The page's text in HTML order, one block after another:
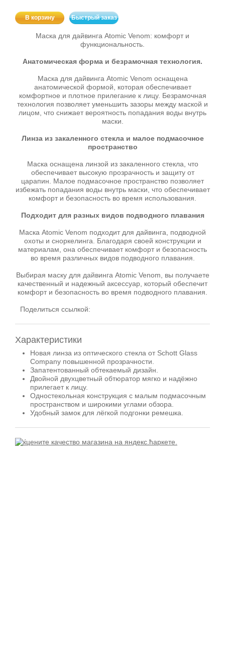
В корзину Быстрый заказ
Маска для дайвинга Atomic Venom: комфорт и
функциональность.
Анатомическая форма и безрамочная технология.
Маска для дайвинга Atomic Venom оснащена
анатомической формой, которая обеспечивает
комфортное и плотное прилегание к лицу. Безрамочная
технология позволяет уменьшить зазоры между маской и
лицом, что снижает вероятность попадания воды внутрь
маски.
Линза из закаленного стекла и малое подмасочное
пространство
Маска оснащена линзой из закаленного стекла, что
обеспечивает высокую прозрачность и защиту от
царапин. Малое подмасочное пространство позволяет
избежать попадания воды внутрь маски, что обеспечивает
комфорт и безопасность во время использования.
Подходит для разных видов подводного плавания
Маска Atomic Venom подходит для дайвинга, подводной
охоты и сноркелинга. Благодаря своей конструкции и
материалам, она обеспечивает комфорт и безопасность
во время различных видов подводного плавания.
Выбирая маску для дайвинга Atomic Venom, вы получаете
качественный и надежный аксессуар, который обеспечит
комфорт и безопасность во время подводного плавания.
Поделиться ссылкой:
Характеристики
Новая линза из оптического стекла от Schott Glass
Company повышенной прозрачности.
Запатентованный обтекаемый дизайн.
Двойной двухцветный обтюратор мягко и надёжно
прилегает к лицу.
Одностекольная конструкция с малым подмасочным
пространством и широкими углами обзора.
Удобный замок для лёгкой подгонки ремешка.